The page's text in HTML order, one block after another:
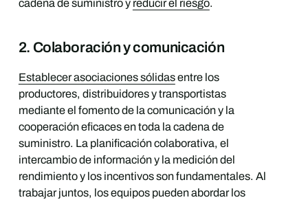
cadena de suministro y reducir el riesgo.
2. Colaboración y comunicación
Establecer asociaciones sólidasentre los
productores, distribuidores y transportistas
mediante el fomento de la comunicación y la
cooperación eficaces en toda la cadena de
suministro. La planificación colaborativa, el
intercambio de información y la medición del
rendimiento y los incentivos son fundamentales. Al
trabajar juntos, los equipos pueden abordar los